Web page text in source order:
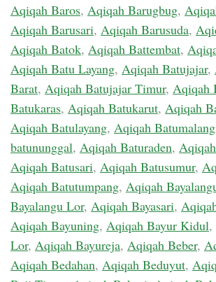
Aqiqah Baros, Aqiqah Barugbug,
Aqiqah Barusari, Aqiqah Barusuda,
Aqiqah Batok, Aqiqah Battembat,
Aqiqah Batu Layang, Aqiqah Batujajar,
Barat, Aqiqah Batujajar Timur, Aqiqah
Batukaras, Aqiqah Batukarut, Aqiqah
Aqiqah Batulayang, Aqiqah Batumalang
batununggal, Aqiqah Baturaden,
Aqiqah Batusari, Aqiqah Batusumur,
Aqiqah Batutumpang, Aqiqah
Bayalangu Lor, Aqiqah Bayasari,
Aqiqah Bayuning, Aqiqah Bayur Kidul,
Lor, Aqiqah Bayureja, Aqiqah Beber,
Aqiqah Bedahan, Aqiqah Beduyut,